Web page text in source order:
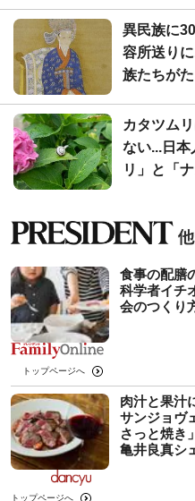
異民族に
容所送り
族たちが
カタツム
ない...日
リ」と「
食事の配膳
科学者イチ
会のつくり
トップページへ
肉汁と果汁
サンジョヴ
さっと焼き
亀井良真シ
トップページへ